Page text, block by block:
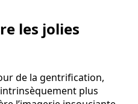
les jolies
de la gentrification,
plus